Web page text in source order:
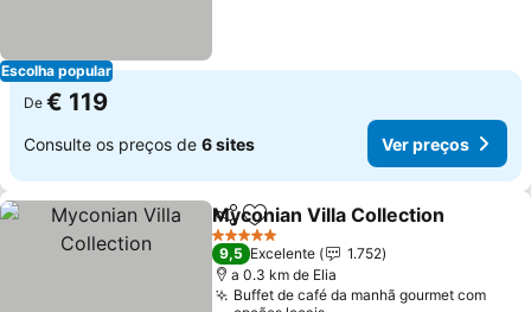
Escolha popular
De € 119
Consulte os preços de 6 sites Ver preços
PartilharAdicionar aos favoritos
Myconian Villa Collection
5 Estrelas
9,5 Excelente
1.752
a 0.3 km de Elia
Buffet de café da manhã gourmet com